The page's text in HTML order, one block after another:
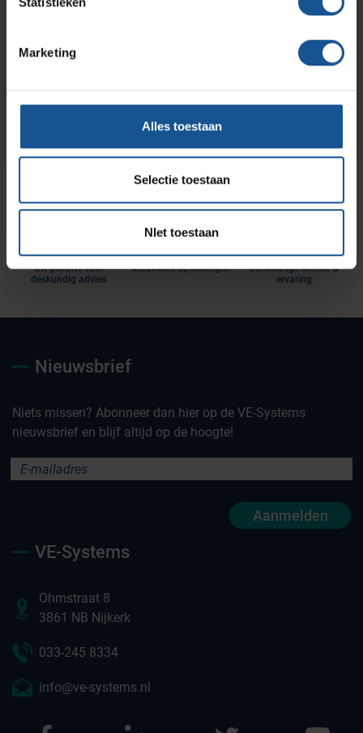
Marketing
Alles toestaan
Selectie toestaan
NIet toestaan
Wilt u direct een vrijblijvende offerte voor dit product
Systems.
Offerte aanvragen
Uw partner voor
deskundig advies
Maatwerk oplossingen
Jarenlange kennis &
ervaring
Nieuwsbrief
Niets missen? Abonneer dan hier op de VE-Systems
nieuwsbrief en blijf altijd op de hoogte!
Aanmelden
VE-Systems
Ohmstraat 8
3861 NB Nijkerk
033-245 8334
info@ve-systems.nl